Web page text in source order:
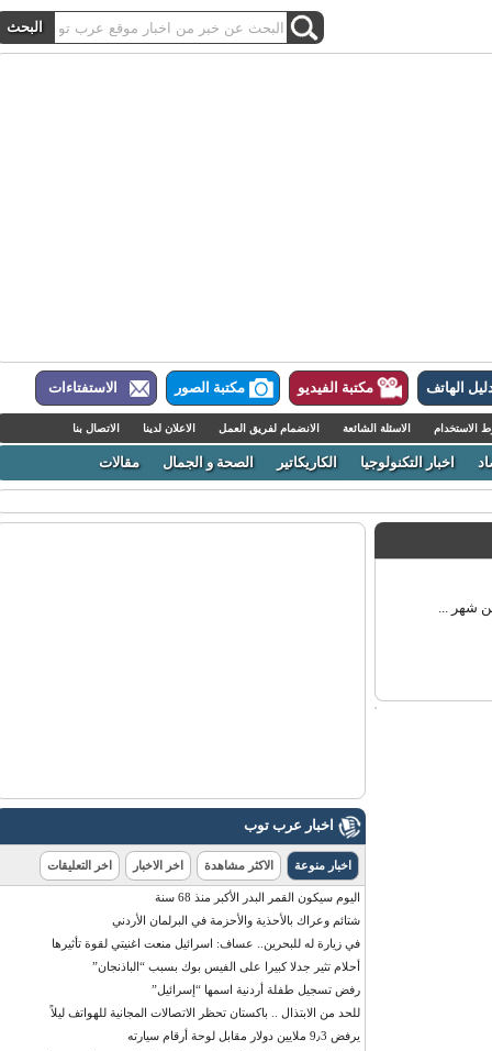
الهاتف مكتبة الفيديو مكتبة الصور الاستفتاءات
الاسئلة الشائعة الانضمام لفريق العمل الاعلان لدينا الاتصال بنا
اخبار التكنولوجيا الكاريكاتير الصحة و الجمال مقالات
اخبار عرب توب
اخبار منوعة الاكثر مشاهدة اخر الاخبار اخر التعليقات
اليوم سيكون القمر البدر الأكبر منذ 68 سنة
شتائم وعراك بالأحذية والأحزمة في البرلمان الأردني
في زيارة له للبحرين.. عساف: اسرائيل منعت اغنيتي لقوة تأثيرها
أحلام تثير جدلا كبيرا على الفيس بوك بسبب “الباذنجان”
رفض تسجيل طفلة أردنية اسمها “إسرائيل”
للحد من الابتذال .. باكستان تحظر الاتصالات المجانية للهواتف ليلاً
يرفض 9٫3 ملايين دولار مقابل لوحة أرقام سيارته